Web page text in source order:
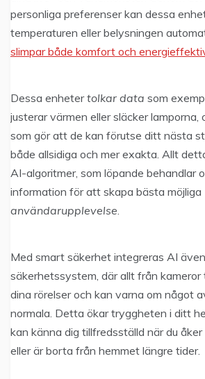
personliga preferenser kan dessa
temperaturen eller belysningen
slimpar både komfort och
Dessa enhetertolkar data som
justerar värmen eller släcker lamporna,
som gör att de kan förutse ditt nästa
både allsidiga och mer exakta. Allt
AI-algoritmer, som löpande behandlar
information för att skapa bästa möjliga
användarupplevelse
Med smart säkerhet integreras AI
säkerhetssystem, där allt från kameror
dina rörelser och kan varna om något
normala. Detta ökar tryggheten i ditt
kan känna dig tillfredsställd när du
eller är borta från hemmet längre tider.